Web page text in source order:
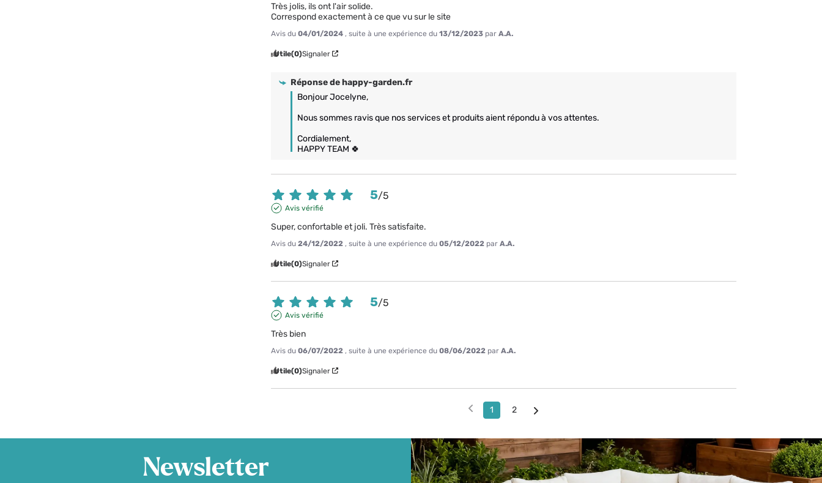
Très jolis, ils ont l'air solide.
Correspond exactement à ce que vu sur le site
Avis du04/01/2024 , suite à une expérience du13/12/2023 parA.A.
Utile(0)Signaler
Réponse dehappy-garden.fr
Bonjour Jocelyne,
Nous sommes ravis que nos services et produits aient répondu à vos attentes.
Cordialement,
HAPPY TEAM 🍀
5/5
Avis vérifié
Super, confortable et joli. Très satisfaite.
Avis du24/12/2022 , suite à une expérience du05/12/2022 parA.A.
Utile(0)Signaler
5/5
Avis vérifié
Très bien
Avis du06/07/2022 , suite à une expérience du08/06/2022 parA.A.
Utile(0)Signaler
1 2
Newsletter